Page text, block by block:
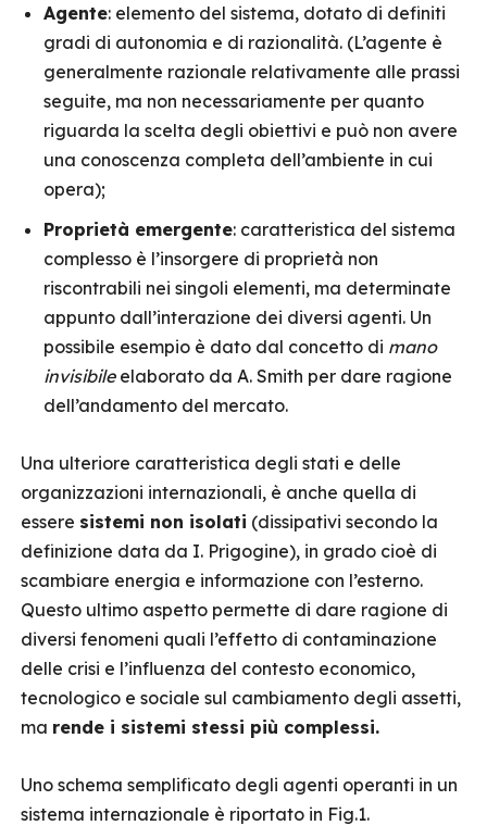
Agente: elemento del sistema, dotato di definiti
gradi di autonomia e di razionalità. (L’agente è
generalmente razionale relativamente alle prassi
seguite, ma non necessariamente per quanto
riguarda la scelta degli obiettivi e può non avere
una conoscenza completa dell’ambiente in cui
opera);
Proprietà emergente: caratteristica del sistema
complesso è l’insorgere di proprietà non
riscontrabili nei singoli elementi, ma determinate
appunto dall’interazione dei diversi agenti. Un
possibile esempio è dato dal concetto di mano
invisibileelaborato da A. Smith per dare ragione
dell’andamento del mercato.
Una ulteriore caratteristica degli stati e delle
organizzazioni internazionali, è anche quella di
essere sistemi non isolati (dissipativi secondo la
definizione data da I. Prigogine), in grado cioè di
scambiare energia e informazione con l’esterno.
Questo ultimo aspetto permette di dare ragione di
diversi fenomeni quali l’effetto di contaminazione
delle crisi e l’influenza del contesto economico,
tecnologico e sociale sul cambiamento degli assetti,
ma rende i sistemi stessi più complessi.
Uno schema semplificato degli agenti operanti in un
sistema internazionale è riportato in Fig.1.